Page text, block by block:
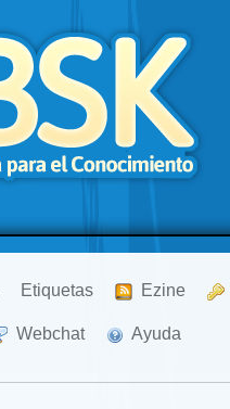
Etiquetas Ezine
Webchat Ayuda